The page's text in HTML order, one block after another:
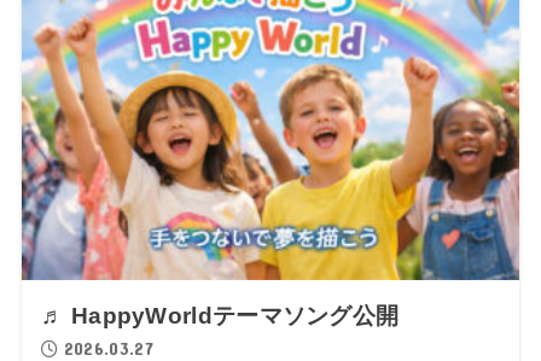
♬ HappyWorldテーマソング公開
2026.03.27